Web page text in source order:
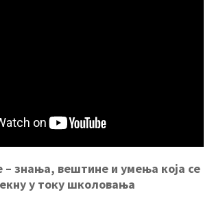
– знања, вештине и умења која се
у току школовања